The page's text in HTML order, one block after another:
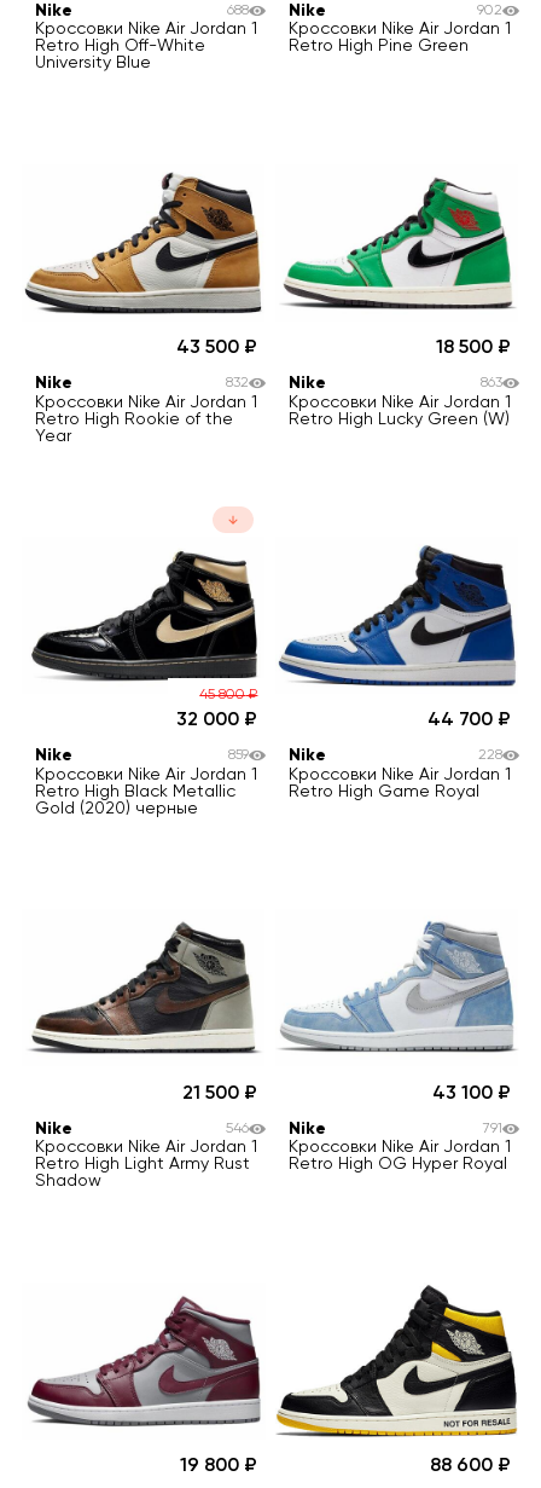
Nike
Кроссовки Nike Air Jordan 1
Retro High Off-White
University Blue
688
Nike
Кроссовки Nike Air Jordan 1
Retro High Pine Green
902
43 500
Nike
Кроссовки Nike Air Jordan 1
Retro High Rookie of the
Year
832
18 500
Nike
Кроссовки Nike Air Jordan 1
Retro High Lucky Green (W)
863
45 800₽
32 000
Nike
Кроссовки Nike Air Jordan 1
Retro High Black Metallic
Gold (2020) черные
859
44 700
Nike
Кроссовки Nike Air Jordan 1
Retro High Game Royal
228
21 500
Nike
Кроссовки Nike Air Jordan 1
Retro High Light Army Rust
Shadow
546
43 100
Nike
Кроссовки Nike Air Jordan 1
Retro High OG Hyper Royal
791
19 800 88 600